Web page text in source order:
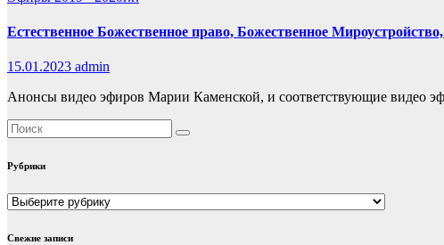
Естественное Божественное право, Божественное
15.01.2023 admin
Анонсы видео эфиров Марии Каменской, и соответствующие
Рубрики
Рубрики
Свежие записи